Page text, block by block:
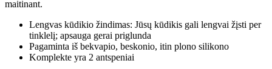
maitinant.
Lengvas kūdikio žindimas: Jūsų kūdikis gali lengvai žįsti per
tinklelį; apsauga gerai priglunda
Pagaminta iš bekvapio, beskonio, itin plono silikono
Komplekte yra 2 antspeniai